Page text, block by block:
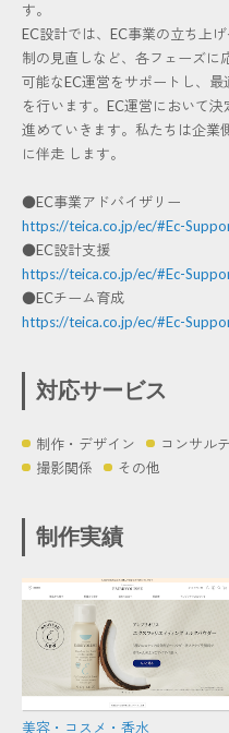
す。
EC設計では、EC事業の立ち上
制の見直しなど、各フェーズに
可能なEC運営をサポートし、
を行います。EC運営において
進めていきます。私たちは企業
に伴走 します。
●EC事業アドバイザリー
https://teica.co.jp/ec/#Ec-
●EC設計支援
https://teica.co.jp/ec/#Ec-
●ECチーム育成
https://teica.co.jp/ec/#Ec-
対応サービス
制作・デザイン コンサル
撮影関係
その他
制作実績
美容・コスメ・香水